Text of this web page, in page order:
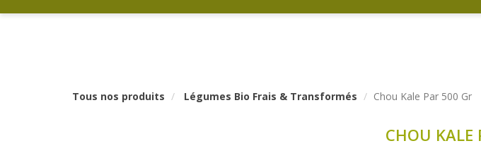
Tous nos produits Légumes Bio Frais & Transformés Chou Kale Par 500 Gr
CHOU KALE